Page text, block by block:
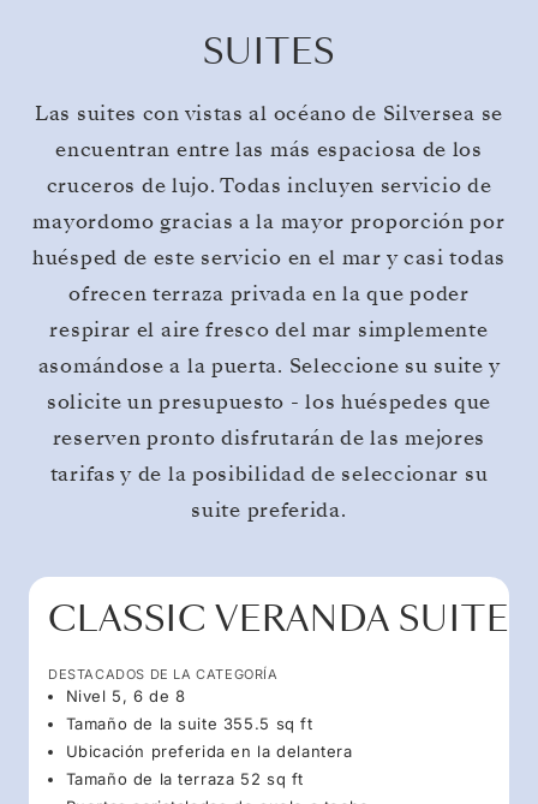
SUITES
Las suites con vistas al océano de Silversea se
encuentran entre las más espaciosa de los
cruceros de lujo. Todas incluyen servicio de
mayordomo gracias a la mayor proporción por
huésped de este servicio en el mar y casi todas
ofrecen terraza privada en la que poder
respirar el aire fresco del mar simplemente
asomándose a la puerta. Seleccione su suite y
solicite un presupuesto - los huéspedes que
reserven pronto disfrutarán de las mejores
tarifas y de la posibilidad de seleccionar su
suite preferida.
CLASSIC VERANDA SUITE
DESTACADOS DE LA CATEGORÍA
Nivel 5, 6 de 8
Tamaño de la suite 355.5 sq ft
Ubicación preferida en la delantera
Tamaño de la terraza 52 sq ft